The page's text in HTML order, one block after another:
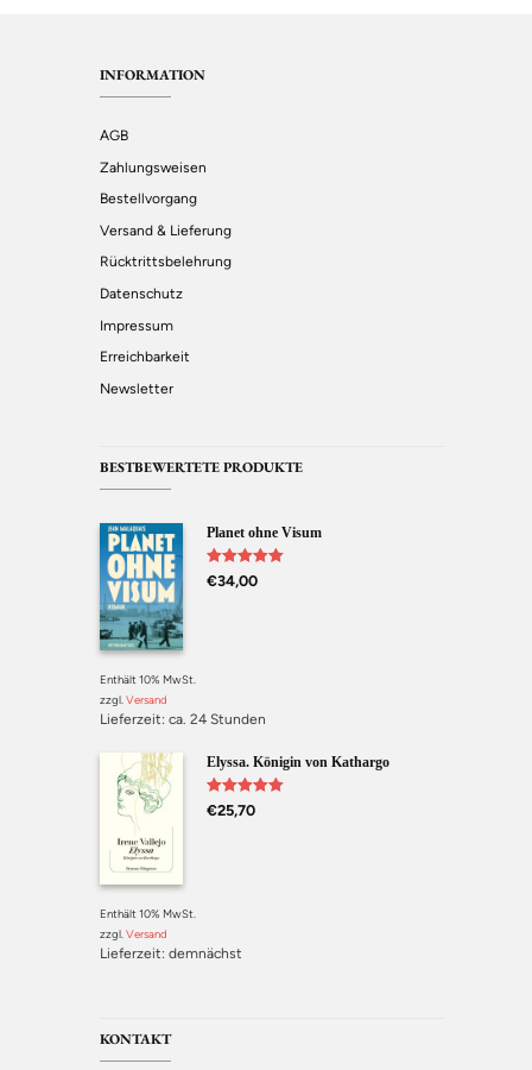
INFORMATION
AGB
Zahlungsweisen
Bestellvorgang
Versand & Lieferung
Rücktrittsbelehrung
Datenschutz
Impressum
Erreichbarkeit
Newsletter
BESTBEWERTETE PRODUKTE
Planet ohne Visum
Bewertet mit
5.00
von 5
€34,00
Enthält 10% MwSt.
zzgl.Versand
Lieferzeit: ca. 24 Stunden
Elyssa. Königin von Kathargo
Bewertet mit
5.00 von 5
€25,70
Enthält 10% MwSt.
zzgl. Versand
Lieferzeit: demnächst
KONTAKT